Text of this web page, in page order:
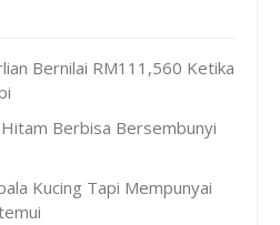
Bernilai RM111,560 Ketika
Berbisa Bersembunyi
Kucing Tapi Mempunyai